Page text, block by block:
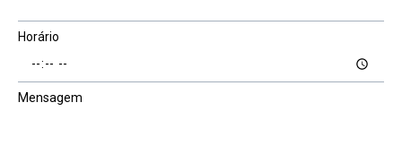
Horário
Mensagem